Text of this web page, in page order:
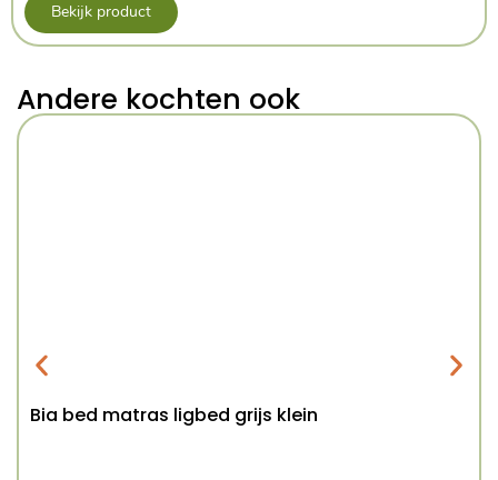
Bekijk product
Andere kochten ook
Bia bed matras ligbed grijs klein